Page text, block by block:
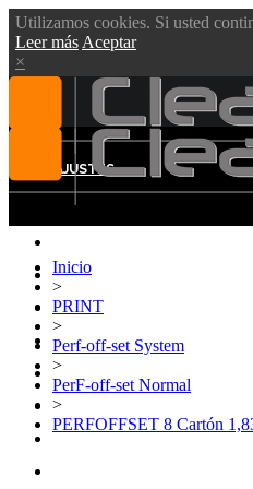
Utilizamos cookies. Si usted
Leer más Aceptar
×
AJUSTES
CLEAR GROUP
VIDEOS
PRODUCTOS
DESCARGAS
Inicio
>
PRINT
>
Perf-off-set System
>
PerF-off-set Normal
>
PERFOFFSET 8 Cartón